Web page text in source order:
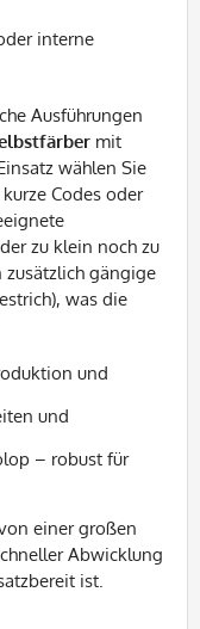
interne
Ausführungen
mit
wählen Sie
Codes oder
zu klein noch zu
gängige
was die
und
und
– robust für
einer großen
Abwicklung
ist.